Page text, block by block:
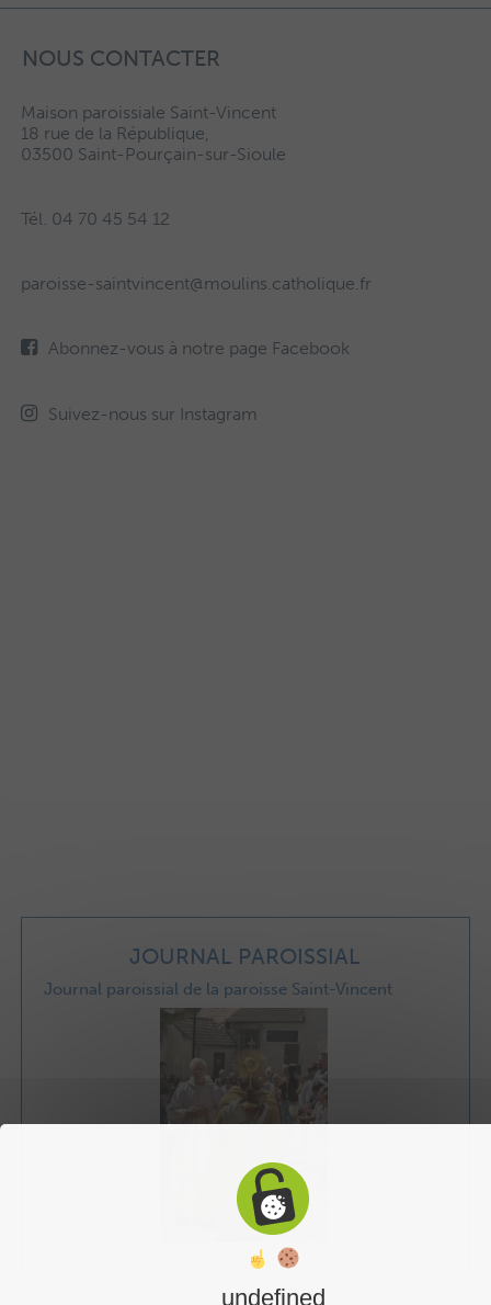
NOUS CONTACTER
Maison paroissiale Saint-Vincent
18 rue de la République,
03500 Saint-Pourçain-sur-Sioule
Tél. 04 70 45 54 12
paroisse-saintvincent@moulins.catholique.fr
Abonnez-vous à notre page Facebook
Suivez-nous sur Instagram
JOURNAL PAROISSIAL
Journal paroissial de la paroisse Saint-Vincent
undefined